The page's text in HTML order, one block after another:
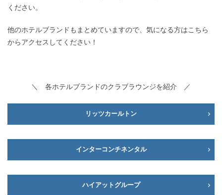
ください。
他のホテルブランドもまとめていますので、気になる方はこちら
からアクセスしてください！
＼ 各ホテルブランドのクラブラウンジを紹介 ／
リッツカールトン
インターコンチネンタル
ハイアットグループ